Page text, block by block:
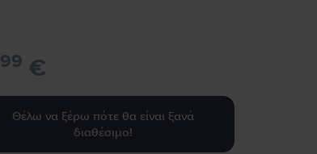
99 €
Θέλω να ξέρω πότε θα είναι ξανά
διαθέσιμο!